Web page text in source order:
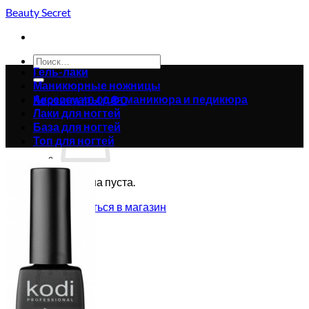
Skip
content
Beauty Secret
Искать:
Корзина /0.00₴0
Корзина пуста.
Вернуться в магазин
Корзина
Гель-лаки
Маникюрные ножницы
Аксессуары для маникюра и педикюра
Лаки для ногтей
База для ногтей
Топ для ногтей